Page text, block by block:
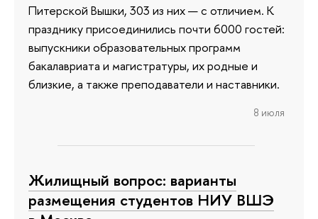
Питерской Вышки, 303 из них — с отличием. К
празднику присоединились почти 6000 гостей:
выпускники образовательных программ
бакалавриата и магистратуры, их родные и
близкие, а также преподаватели и наставники.
8 июля
Жилищный вопрос: варианты
размещения студентов НИУ ВШЭ